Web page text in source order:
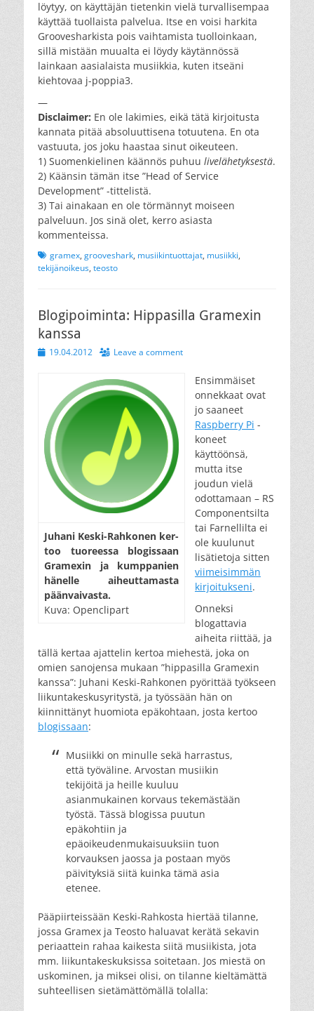
löytyy, on käyttäjän tietenkin vielä turvallisempaa
käyttää tuollaista palvelua. Itse en voisi harkita
Groovesharkista pois vaihtamista tuolloinkaan,
sillä mistään muualta ei löydy käytännössä
lainkaan aasialaista musiikkia, kuten itseäni
kiehtovaa j-poppia3.
—
Disclaimer: En ole lakimies, eikä tätä kirjoitusta
kannata pitää absoluuttisena totuutena. En ota
vastuuta, jos joku haastaa sinut oikeuteen.
1) Suomenkielinen käännös puhuu livelähetyksestä.
2) Käänsin tämän itse ”Head of Service
Development” -tittelistä.
3) Tai ainakaan en ole törmännyt moiseen
palveluun. Jos sinä olet, kerro asiasta
kommenteissa.
Tagsgramex, grooveshark, musiikintuottajat, musiikki,
tekijänoikeus, teosto
Blogipoiminta: Hippasilla Gramexin
kanssa
Posted19.04.2012 Leave a comment
Ju­ha­ni Kes­ki-Rah­ko­nen ker­
too tuo­rees­sa blo­gis­saan
Gra­mex­in ja kump­pa­ni­en
hä­nel­le ai­heut­ta­mas­ta
pään­vai­vas­ta.
Kuva: Openclipart
Ensimmäiset
onnekkaat ovat
jo saaneet
Raspberry Pi -
koneet
käyttöönsä,
mutta itse
joudun vielä
odottamaan – RS
Componentsilta
tai Farnellilta ei
ole kuulunut
lisätietoja sitten
viimeisimmän
kirjoitukseni.
Onneksi
blogattavia
aiheita riittää, ja
tällä kertaa ajattelin kertoa miehestä, joka on
omien sanojensa mukaan ”hippasilla Gramexin
kanssa”: Juhani Keski-Rahkonen pyörittää työkseen
liikuntakeskusyritystä, ja työssään hän on
kiinnittänyt huomiota epäkohtaan, josta kertoo
blogissaan:
Musiikki on minulle sekä harrastus,
että työväline. Arvostan musiikin
tekijöitä ja heille kuuluu
asianmukainen korvaus tekemästään
työstä. Tässä blogissa puutun
epäkohtiin ja
epäoikeudenmukaisuuksiin tuon
korvauksen jaossa ja postaan myös
päivityksiä siitä kuinka tämä asia
etenee.
Pääpiirteissään Keski-Rahkosta hiertää tilanne,
jossa Gramex ja Teosto haluavat kerätä sekavin
periaattein rahaa kaikesta siitä musiikista, jota
mm. liikuntakeskuksissa soitetaan. Jos miestä on
uskominen, ja miksei olisi, on tilanne kieltämättä
suhteellisen sietämättömällä tolalla: